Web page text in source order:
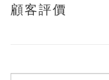
顧客評價